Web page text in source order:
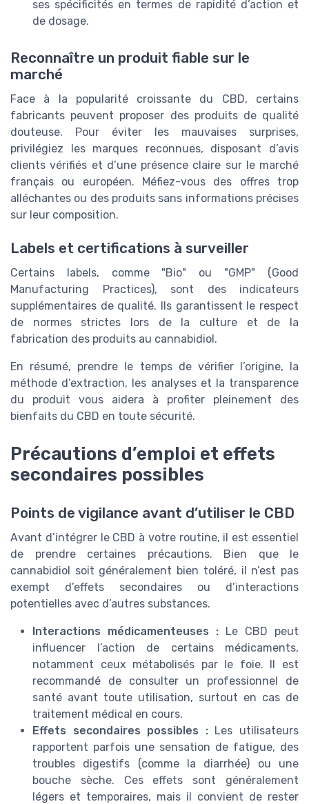
ses spécificités en termes de rapidité d’action et
de dosage.
Reconnaître un produit fiable sur le
marché
Face à la popularité croissante du CBD, certains
fabricants peuvent proposer des produits de qualité
douteuse. Pour éviter les mauvaises surprises,
privilégiez les marques reconnues, disposant d’avis
clients vérifiés et d’une présence claire sur le marché
français ou européen. Méfiez-vous des offres trop
alléchantes ou des produits sans informations précises
sur leur composition.
Labels et certifications à surveiller
Certains labels, comme "Bio" ou "GMP" (Good
Manufacturing Practices), sont des indicateurs
supplémentaires de qualité. Ils garantissent le respect
de normes strictes lors de la culture et de la
fabrication des produits au cannabidiol.
En résumé, prendre le temps de vérifier l’origine, la
méthode d’extraction, les analyses et la transparence
du produit vous aidera à profiter pleinement des
bienfaits du CBD en toute sécurité.
Précautions d’emploi et effets
secondaires possibles
Points de vigilance avant d’utiliser le CBD
Avant d’intégrer le CBD à votre routine, il est essentiel
de prendre certaines précautions. Bien que le
cannabidiol soit généralement bien toléré, il n’est pas
exempt d’effets secondaires ou d’interactions
potentielles avec d’autres substances.
Interactions médicamenteuses : Le CBD peut
influencer l’action de certains médicaments,
notamment ceux métabolisés par le foie. Il est
recommandé de consulter un professionnel de
santé avant toute utilisation, surtout en cas de
traitement médical en cours.
Effets secondaires possibles :Les utilisateurs
rapportent parfois une sensation de fatigue, des
troubles digestifs (comme la diarrhée) ou une
bouche sèche. Ces effets sont généralement
légers et temporaires, mais il convient de rester